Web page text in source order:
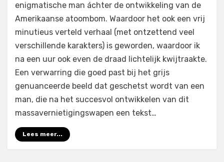
enigmatische man áchter de ontwikkeling van de
Amerikaanse atoombom. Waardoor het ook een vrij
minutieus verteld verhaal (met ontzettend veel
verschillende karakters) is geworden, waardoor ik
na een uur ook even de draad lichtelijk kwijtraakte.
Een verwarring die goed past bij het grijs
genuanceerde beeld dat geschetst wordt van een
man, die na het succesvol ontwikkelen van dit
massavernietigingswapen een tekst…
Lees meer...